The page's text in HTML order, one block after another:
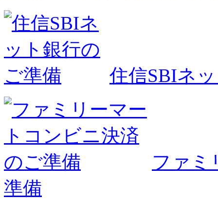
住信SBIネ
ファミ
準備